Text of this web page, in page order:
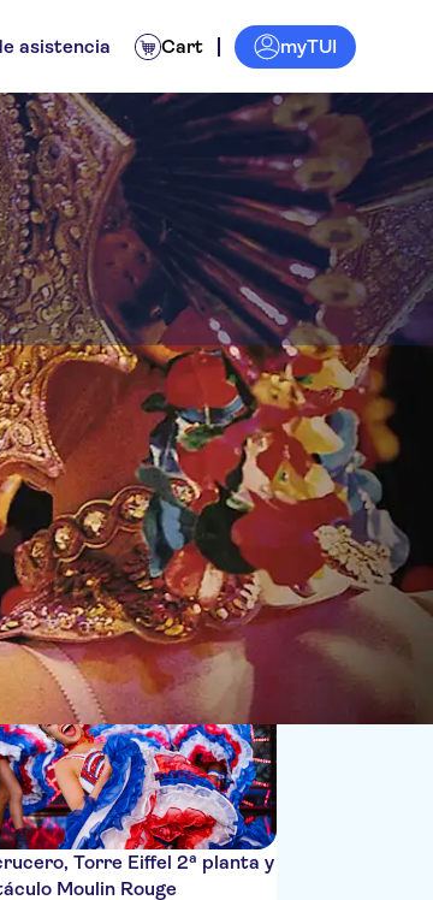
asistencia Cart myTUI
de un día
Ordenar por:
Torre Eiffel 2ª planta y
Moulin Rouge